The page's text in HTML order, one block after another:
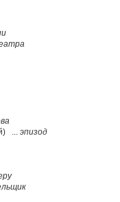
... эпизод